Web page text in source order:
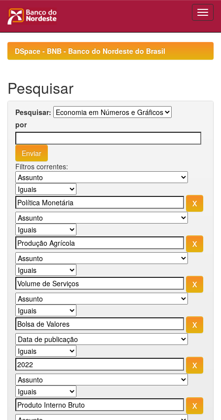
navigationDSpace - BNB - Banco do Nordeste do Brasil
Pesquisar
Pesquisar:
por
Filtros correntes: